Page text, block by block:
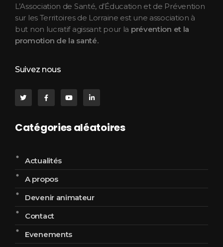
L’Association de Santé, d’Éducation et de Prévention
sur les Territoires de Lorraine est une association à
but non lucratif agissant pour la prévention et la
promotion de la santé.
Suivez nous
Catégories aléatoires
Actualités
A propos
Devenir animateur
Contact
Evenements